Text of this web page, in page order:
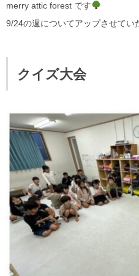
merry attic forest です
9/24の週についてアップさせてい
クイズ大会